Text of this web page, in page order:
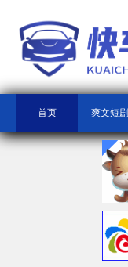
首页 爽文短剧